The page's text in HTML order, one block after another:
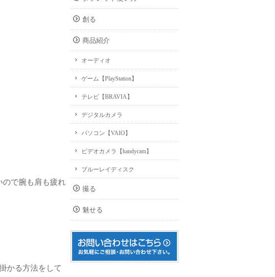
ので腕も肩も疲れ
かる方法をして
創る
商品紹介
オーディオ
ゲーム【PlayStation】
テレビ【BRAVIA】
デジタルカメラ
パソコン【VAIO】
ビデオカメラ【handycam】
ブルーレイディスク
撮る
魅せる